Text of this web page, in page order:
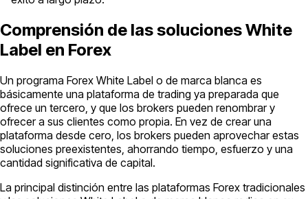
Comprensión de las soluciones White
Label en Forex
Un programa Forex White Label o de marca blanca es
básicamente una plataforma de trading ya preparada que
ofrece un tercero, y que los brokers pueden renombrar y
ofrecer a sus clientes como propia. En vez de crear una
plataforma desde cero, los brokers pueden aprovechar estas
soluciones preexistentes, ahorrando tiempo, esfuerzo y una
cantidad significativa de capital.
La principal distinción entre las plataformas Forex tradicionales